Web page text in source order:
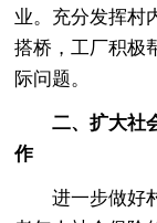
业。充分发挥村
搭桥，工厂积极
际问题。
二、扩大社会
作
进一步做好村